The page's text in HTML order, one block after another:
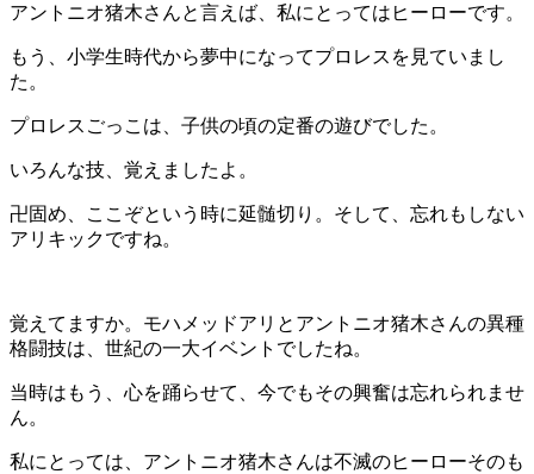
アントニオ猪木さんと言えば、私にとってはヒーローです。
もう、小学生時代から夢中になってプロレスを見ていまし
た。
プロレスごっこは、子供の頃の定番の遊びでした。
いろんな技、覚えましたよ。
卍固め、ここぞという時に延髄切り。そして、忘れもしない
アリキックですね。
覚えてますか。モハメッドアリとアントニオ猪木さんの異種
格闘技は、世紀の一大イベントでしたね。
当時はもう、心を踊らせて、今でもその興奮は忘れられませ
ん。
私にとっては、アントニオ猪木さんは不滅のヒーローそのも